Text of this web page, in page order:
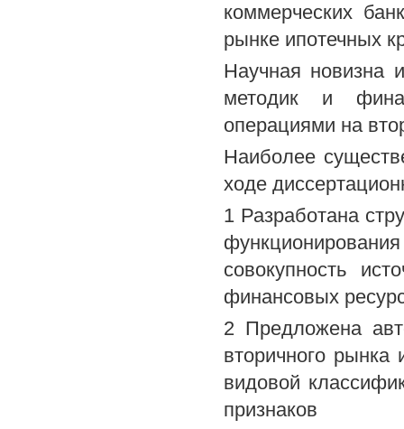
коммерческих
рынке ипотечных
Научная новизна
методик и
операциями на
Наиболее
ходе
1 Разработана
совокупность
финансовых
2 Предложена
вторичного
видовой
признаков